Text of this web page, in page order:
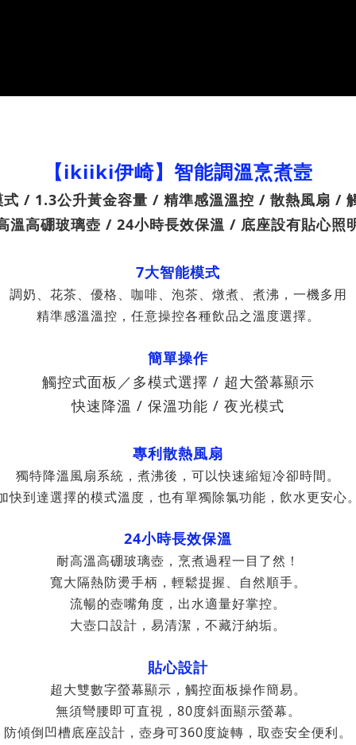
【ikiiki伊崎】智能調溫烹煮壼
式 / 1.3公升黃金容量 / 精準感溫溫控 / 散熱風扇 /
溫高硼玻璃壺 / 24小時長效保溫 / 底座設有貼心照
7大智能模式
調奶、花茶、優格、咖啡、泡茶、燉煮、煮沸 ，一機多用
精準感溫溫控，任意操控各種飲品之溫度選擇。
簡單操作
觸控式面板／ 多模式選擇 / 超大螢幕顯示
快速降溫 / 保溫功能 / 夜光模式
專利散熱風扇
獨特降溫風扇系統 ，煮沸後，可以快速縮短冷卻時間。
快到達選擇的模式溫度， 也有單獨除氯功能，飲水更安心。
24小時長效保溫
耐高溫高硼玻璃壺，烹煮過程一目了然！
寬大隔熱防燙手柄，輕鬆提握、自然順手。
流暢的壺嘴角度，出水適量好掌控。
大壺口設計，易清潔，不藏汙納垢。
貼心設計
超大雙數字螢幕顯示，觸控面板操作簡易。
無須彎腰即可直視，80度斜面顯示螢幕。
防傾倒凹槽底座設計，壺身可360度旋轉，取壺安全便利。